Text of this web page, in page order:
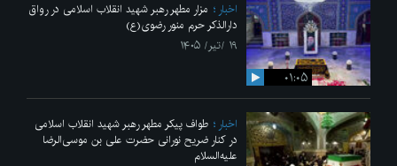
۰۱:۰۵
اخبار
مزار مطهر رهبر شهید انقلاب اسلامی در رواق
دارالذکر حرم منور رضوی(ع)
۱۹ /تیر/ ۱۴۰۵
اخبار
طواف پیکر مطهر رهبر شهید انقلاب اسلامی
در کنار ضریح نورانی حضرت علی‌ بن موسی‌الرضا
علیه‌السلام